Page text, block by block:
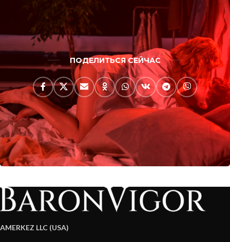
ПОДЕЛИТЬСЯ СЕЙЧАС
AMERKEZ LLC (USA)